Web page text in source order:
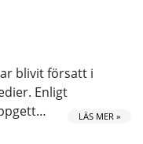
blivit försatt i
Enligt
LÄS MER »